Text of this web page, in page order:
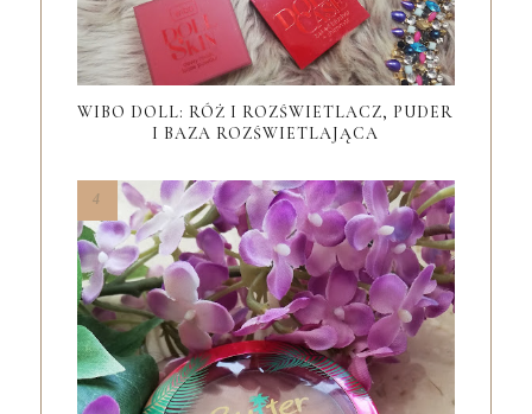
WIBO DOLL: RÓŻ I ROZŚWIETLACZ, PUDER
I BAZA ROZŚWIETLAJĄCA